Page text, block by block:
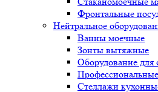
Фронтальные
Нейтральное
Ванны моечные
Зонты вытяжные
Оборудование для
Стеллажи